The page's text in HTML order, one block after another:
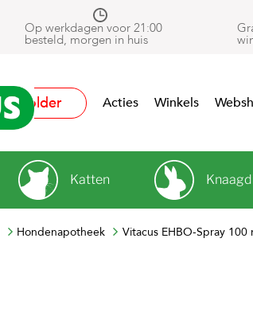
Op werkdagen voor 21:00
besteld, morgen in huis
Folder Acties Winkels
Katten
Hondenapotheek Vitacus EHBO-Spray 100